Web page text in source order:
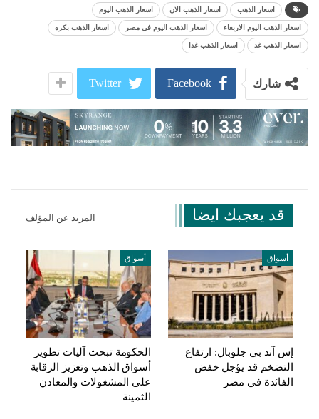
اسعار الذهب اسعار الذهب الان اسعار الذهب اليوم
اسعار الذهب اليوم الاربعاء اسعار الذهب اليوم في مصر اسعار الذهب بكره
اسعار الذهب غد اسعار الذهب غدا
شارك Facebook
Twitter
قد يعجبك ايضا المزيد عن المؤلف
أسواق
إس آند بي جلوبال: ارتفاع
التضخم قد يؤجل خفض
الفائدة في مصر
أسواق
الحكومة تبحث آليات تطوير
أسواق الذهب وتعزيز الرقابة
على المشغولات والمعادن
الثمينة